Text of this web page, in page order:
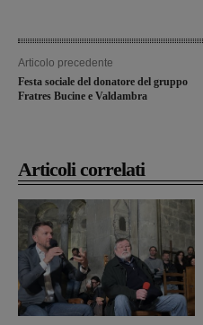
Articolo precedente
Festa sociale del donatore del gruppo
Fratres Bucine e Valdambra
Articoli correlati